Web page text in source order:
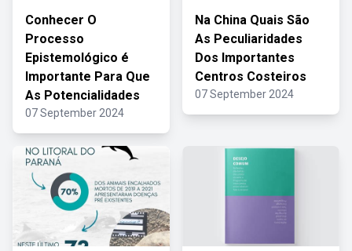
Conhecer O
Processo
Epistemológico é
Importante Para Que
As Potencialidades
07 September 2024
Na China Quais São
As Peculiaridades
Dos Importantes
Centros Costeiros
07 September 2024